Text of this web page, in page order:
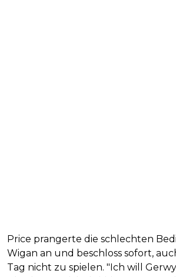
Price prangerte die schlechten
Wigan an und beschloss sofort,
Tag nicht zu spielen. "Ich will